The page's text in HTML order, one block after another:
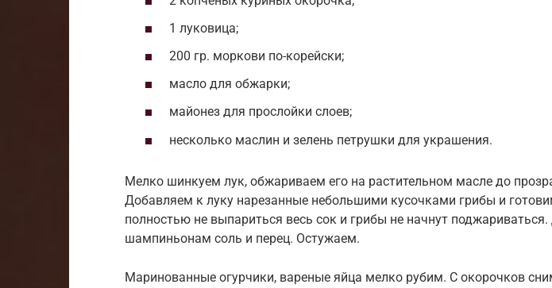
1 луковица;
200 гр. моркови по-корейски;
масло для обжарки;
майонез для прослойки слоев;
несколько маслин и зелень петрушки для украшения.
Мелко шинкуем лук, обжариваем его на растительном масле до
Добавляем к луку нарезанные небольшими кусочками грибы и
полностью не выпариться весь сок и грибы не начнут
шампиньонам соль и перец. Остужаем.
Маринованные огурчики, вареные яйца мелко рубим. С окорочков